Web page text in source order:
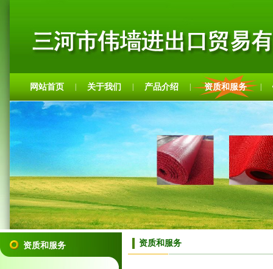
网站首页 关于我们 产品介绍 资质和服务
资质和服务 资质和服务